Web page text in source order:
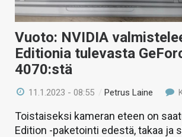
Vuoto: NVIDIA
Editionia tulevasta
4070:stä
11.1.2023 - 08:55 /Petrus Laine
Toistaiseksi kameran eteen on
Edition -paketointi edestä, takaa ja